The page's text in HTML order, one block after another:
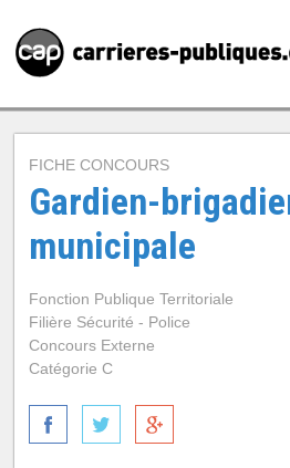
FICHE CONCOURS
Gardien-
municipale
Fonction Publique Territoriale
Filière Sécurité - Police
Concours Externe
Catégorie C